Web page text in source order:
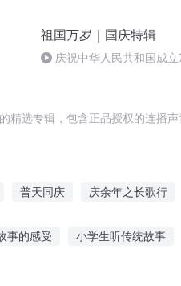
祖国万岁｜国庆特辑
庆祝中华人民共和国成立
精选专辑，包含正品授权的连播
普天同庆 庆余年之长歌行
事的感受 小学生听传统故事